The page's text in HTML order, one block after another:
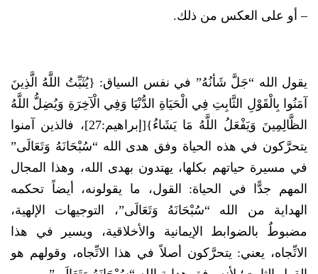
– أو على العكس من ذلك.
يقول الله “جَلَّ شَأنُهُ” في نفس السياق: {يُثَبِّتُ اللَّهُ الَّذِينَ
آمَنُوا بِالْقَوْلِ الثَّابِتِ فِي الْحَيَاةِ الدُّنْيَا وَفِي الْآخِرَةِ وَيُضِلُّ اللَّهُ
الظَّالِمِينَ وَيَفْعَلُ اللَّهُ مَا يَشَاءُ}[إبراهيم:27]، فالذين آمنوا
يتحرَّكون في هذه الحياة وفق هدى الله “سُبْحَانَهُ وَتَعَالَى”
في مسيرة حياتهم بكلها، يهتدون بهدى الله، وهذا المجال
المهم جدًّا في الحياة: القول، ما يقولونه، أيضاً تحكمه
الهداية من الله “سُبْحَانَهُ وَتَعَالَى”، التوجيهات الإلهية،
مضبوطٌ بالضوابط الإيمانية والأخلاقية، ويسير في هذا
الاتِّجاه، يعني: يتحرَّكون أصلاً في هذا الاتِّجاه، وقولهم هو